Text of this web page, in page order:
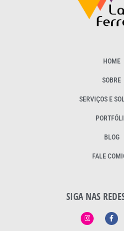
HOME
SOBRE
SERVIÇOS E
BLOG
FALE
SIGA NAS